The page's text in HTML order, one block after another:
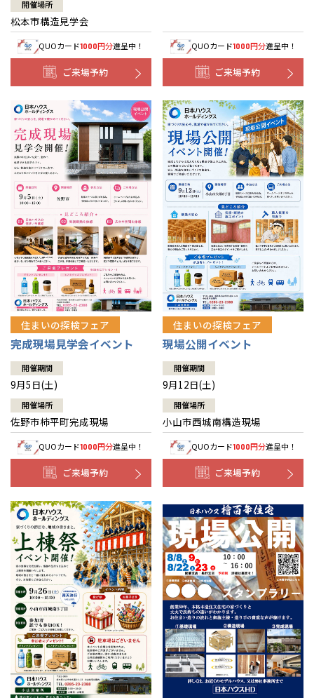
開催場所
松本市構造見学会
QUOカード1000円分進呈中！
ご来場予約
QUOカード1000円分進呈中！
ご来場予約
住まいの探検フェア
完成現場見学会イベント
開催期間
9月5日(土)
開催場所
佐野市柿平町完成現場
QUOカード1000円分進呈中！
ご来場予約
住まいの探検フェア
現場公開イベント
開催期間
9月12日(土)
開催場所
小山市西城南構造現場
QUOカード1000円分進呈中！
ご来場予約